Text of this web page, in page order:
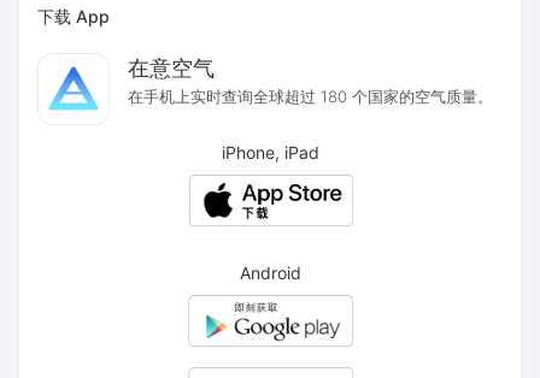
下载 App
在意空气
在手机上实时查询全球超过 180 个国家的空气质量。
iPhone, iPad
Android